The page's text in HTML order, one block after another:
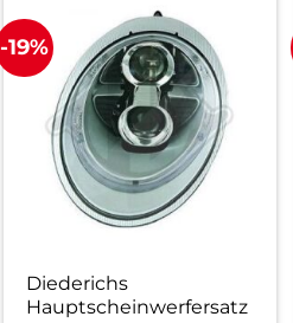
-19%
Diederichs
Hauptscheinwerfersatz